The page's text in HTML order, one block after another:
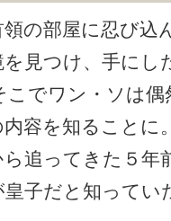
の部屋に忍び込
見つけ、手にし
でワン・ソは偶
容を知ることに
追ってきた５年
子だと知ってい